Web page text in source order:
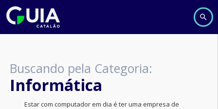
Buscando pela Categoria:
Informática
Estar com computador em dia é ter uma empresa de